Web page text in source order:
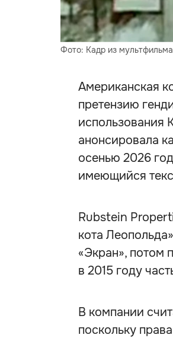
Фото: Кадр из
Американская
претензию
использования
анонсировала
осенью 2026
имеющийся
Rubstein
кота
«Экран», потом
в 2015 году
В компании
поскольку